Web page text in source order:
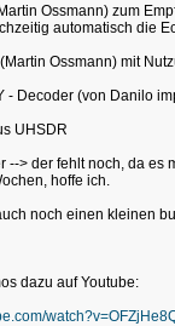
Ossmann) zum
automatisch die
Ossmann) mit
- Decoder (von Danilo
UHSDR
--> der fehlt noch, da es
hoffe ich.
noch einen kleinen
dazu auf Youtube: